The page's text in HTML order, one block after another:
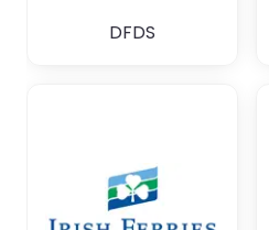
DFDS